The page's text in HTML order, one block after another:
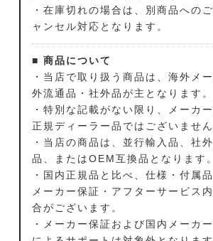
・在庫切れの場合は、別商品への
ャンセル対応となります。
■ 商品について
・当店で取り扱う商品は、海外メ
外流通品・社外品が主となります。
・特別な記載がない限り、メーカ
正規ディーラー品ではございません
・当店の商品は、並行輸入品、社
品、またはOEM互換品となります。
・国内正規品と比べ、仕様・付属
メーカー保証・アフターサービス
合がございます。
・メーカー保証および国内メーカ